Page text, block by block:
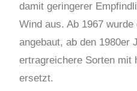
damit geringerer
Wind aus. Ab 1967
angebaut, ab den 1980er
ertragreichere Sorten mit
ersetzt.